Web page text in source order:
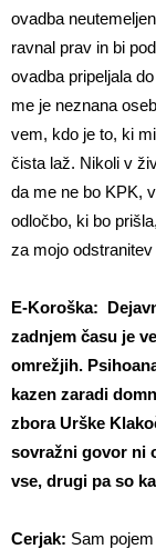
ovadba
ravnal prav in bi
ovadba pripeljala
me je neznana
vem, kdo je to, ki
čista laž. Nikoli v
da me ne bo KPK,
odločbo, ki bo
za mojo
E-Koroška:
zadnjem času je
omrežjih.
kazen zaradi
zbora Urške
sovražni govor ni
vse, drugi pa so
Cerjak: Sam